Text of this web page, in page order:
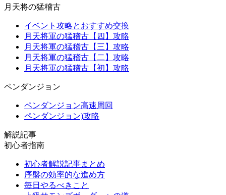
月天将の猛稽古
イベント攻略とおすすめ交換
月天将軍の猛稽古【四】攻略
月天将軍の猛稽古【三】攻略
月天将軍の猛稽古【二】攻略
月天将軍の猛稽古【初】攻略
ペンダンジョン
ペンダンジョン高速周回
ペンダンジョン)攻略
解説記事
初心者指南
初心者解説記事まとめ
序盤の効率的な進め方
毎日やるべきこと